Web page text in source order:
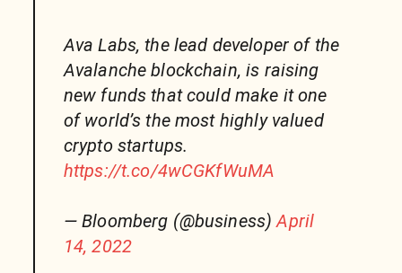
Ava Labs, the lead developer of the
Avalanche blockchain, is raising
new funds that could make it one
of world’s the most highly valued
crypto startups.
https://t.co/4wCGKfWuMA
— Bloomberg (@business)April
14, 2022